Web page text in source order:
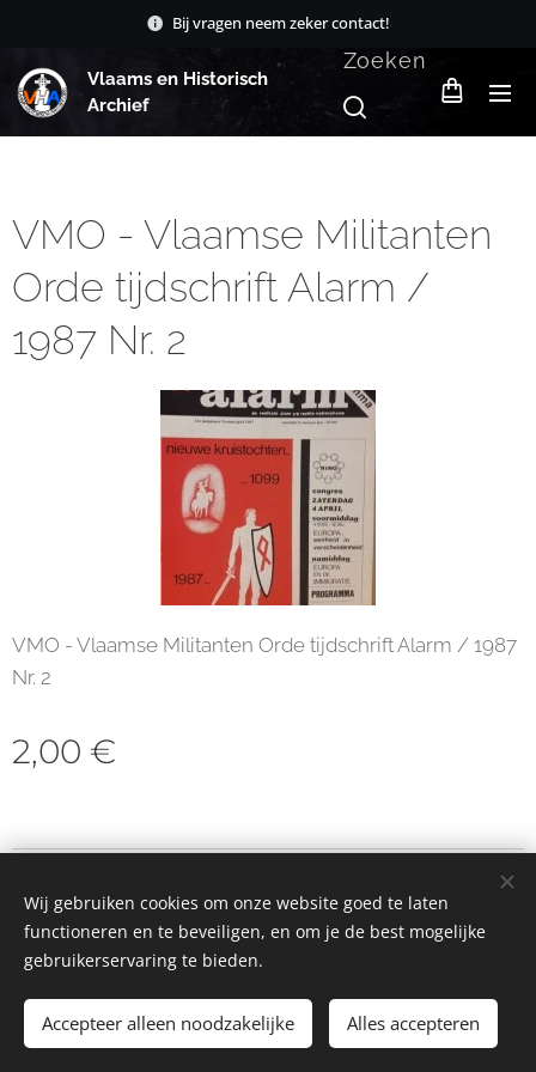
Bij vragen neem zeker contact!
Vlaams en Historisch
Archief
Zoeken
VMO - Vlaamse Militanten
Orde tijdschrift Alarm /
1987 Nr. 2
VMO - Vlaamse Militanten Orde tijdschrift Alarm / 1987
Nr. 2
2,00 €
Toevoegen aan de winkelwagen
Cookies
Wij gebruiken cookies om onze website goed te laten
functioneren en te beveiligen, en om je de best mogelijke
gebruikerservaring te bieden.
Accepteer alleen noodzakelijke Alles accepteren